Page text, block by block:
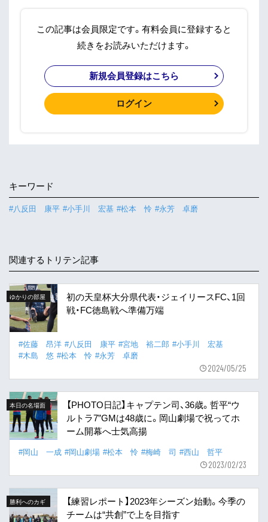
この記事は会員限定です。有料会員に登録すると
続きをお読みいただけます。
新規会員登録はこちら
ログイン
キーワード
#八反田 康平 #小手川 宏基 #松本 怜 #永芳 卓磨
関連するトリテン記事
ゆかりの部屋
初の天皇杯大分県代表・ジェイリースFC、1回
戦・FC徳島戦へ準備万端
#佐藤 昂洋 #八反田 康平 #宮地 裕二郎 #小手川 宏基
#木島 悠 #松本 怜 #永芳 卓磨
2024/05/25
本日の名場面
【PHOTO日記】キャプテン司、36歳。哲平“ウ
ルトラ7”GMは48歳に。岡山劇場で祝ってホ
ーム開幕へ士気高揚
#岡山 一成 #岡山劇場 #松本 怜 #梅崎 司 #西山 哲平
2023/02/23
勝利へのカギ
【練習レポート】2023年シーズン始動。今季の
チームは“共創”で上を目指す